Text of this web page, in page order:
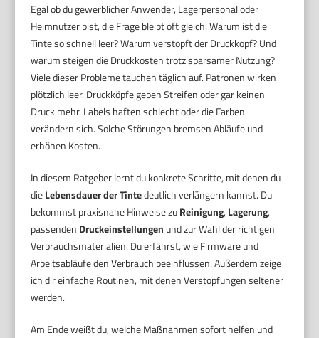
Egal ob du gewerblicher Anwender, Lagerpersonal oder
Heimnutzer bist, die Frage bleibt oft gleich. Warum ist die
Tinte so schnell leer? Warum verstopft der Druckkopf? Und
warum steigen die Druckkosten trotz sparsamer Nutzung?
Viele dieser Probleme tauchen täglich auf. Patronen wirken
plötzlich leer. Druckköpfe geben Streifen oder gar keinen
Druck mehr. Labels haften schlecht oder die Farben
verändern sich. Solche Störungen bremsen Abläufe und
erhöhen Kosten.
In diesem Ratgeber lernt du konkrete Schritte, mit denen du
dieLebensdauer der Tintedeutlich verlängern kannst. Du
bekommst praxisnahe Hinweise zuReinigung, Lagerung,
passenden Druckeinstellungen und zur Wahl der richtigen
Verbrauchsmaterialien. Du erfährst, wie Firmware und
Arbeitsabläufe den Verbrauch beeinflussen. Außerdem zeige
ich dir einfache Routinen, mit denen Verstopfungen seltener
werden.
Am Ende weißt du, welche Maßnahmen sofort helfen und